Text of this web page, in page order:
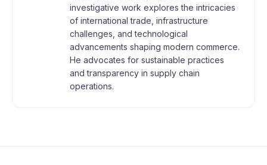
investigative work explores the intricacies
of international trade, infrastructure
challenges, and technological
advancements shaping modern commerce.
He advocates for sustainable practices
and transparency in supply chain
operations.